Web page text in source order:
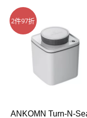
2件97折
ANKOMN Turn-N-